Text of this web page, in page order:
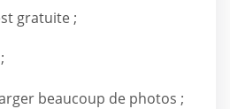
gratuite ;
beaucoup de photos ;